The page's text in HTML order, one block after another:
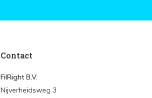
Contact
FilRight B.V.
Nijverheidsweg 3